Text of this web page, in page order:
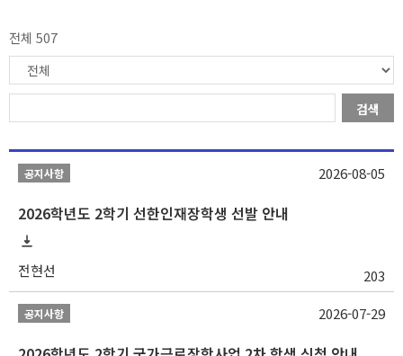
전체 507
검색
공지사항
2026학년도 2학기 선한인재장학생 선발 안내
전현선 203
2026-08-05
공지사항 2026-07-29